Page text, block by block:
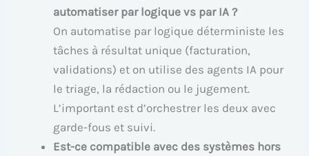
automatiser par logique vs par IA ?
On automatise par logique déterministe les
tâches à résultat unique (facturation,
validations) et on utilise des agents IA pour
le triage, la rédaction ou le jugement.
L’important est d’orchestrer les deux avec
garde-fous et suivi.
Est-ce compatible avec des systèmes hors